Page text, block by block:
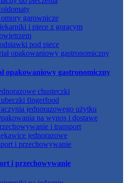
garownicze
i piece z gorącym
pod piece
opakowaniowy gastronomiczny
chusteczki
fingerfood
jednorazowego użytku
na wynos i dostawę
i transport
jednorazowe
i przechowywanie